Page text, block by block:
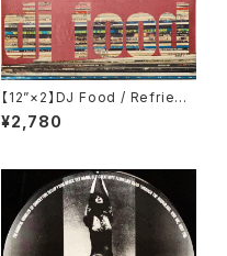
【12”×2】DJ Food / Refried
Food Pts. 5 And 6 (Ninja T
une) (zen 21/5, zen 21/6)
¥2,780